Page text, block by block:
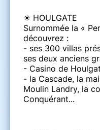
☀ HOULGATE
Surnommée la «
découvrez :
- ses 300 villas
ses deux anciens
- Casino de
- la Cascade, la
Moulin Landry, la
Conquérant...